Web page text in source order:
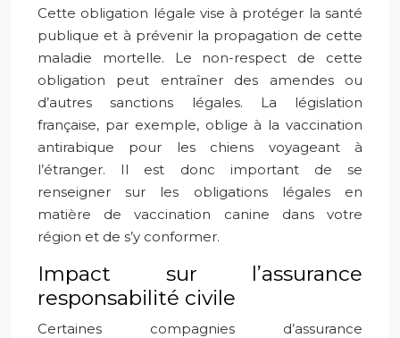
Cette obligation légale vise à protéger la santé
publique et à prévenir la propagation de cette
maladie mortelle. Le non-respect de cette
obligation peut entraîner des amendes ou
d’autres sanctions légales. La législation
française, par exemple, oblige à la vaccination
antirabique pour les chiens voyageant à
l’étranger. Il est donc important de se
renseigner sur les obligations légales en
matière de vaccination canine dans votre
région et de s’y conformer.
Impact sur l’assurance
responsabilité civile
Certaines compagnies d’assurance